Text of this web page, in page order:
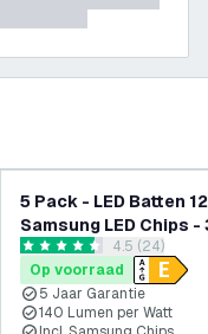
aan verlanglijst
5 Pack - LED Batten
Samsung LED Chips -
140lm/W - 4000K - 5
Garantie
reviews
4.5 score sterren4.5 (24)
Op voorraad
5 Jaar Garantie
140 Lumen per Watt